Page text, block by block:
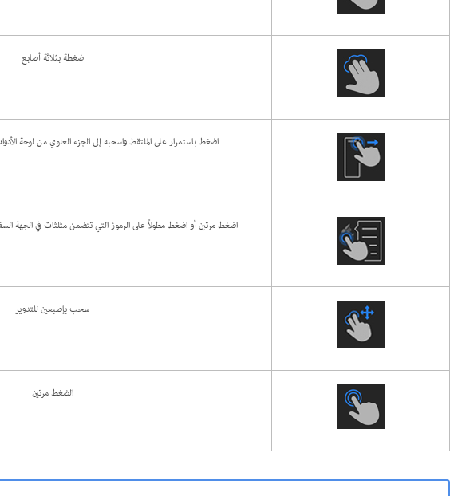
ضغطة بثلاثة أصابع
اضغط باستمرار على الملتقط واسحبه إلى الجزء العلوي من لوحة
اضغط مرتين أو اضغط مطولاً على الرموز التي تتضمن مثلثات في الجهة
سحب بإصبعين للتدوير
الضغط مرتين